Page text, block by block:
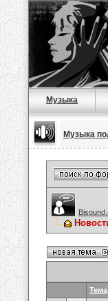
Музыка
Музыка
Тема